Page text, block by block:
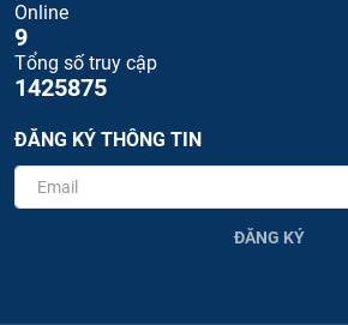
Online
9
Tổng số truy cập
1425875
ĐĂNG KÝ THÔNG TIN
ĐĂNG KÝ